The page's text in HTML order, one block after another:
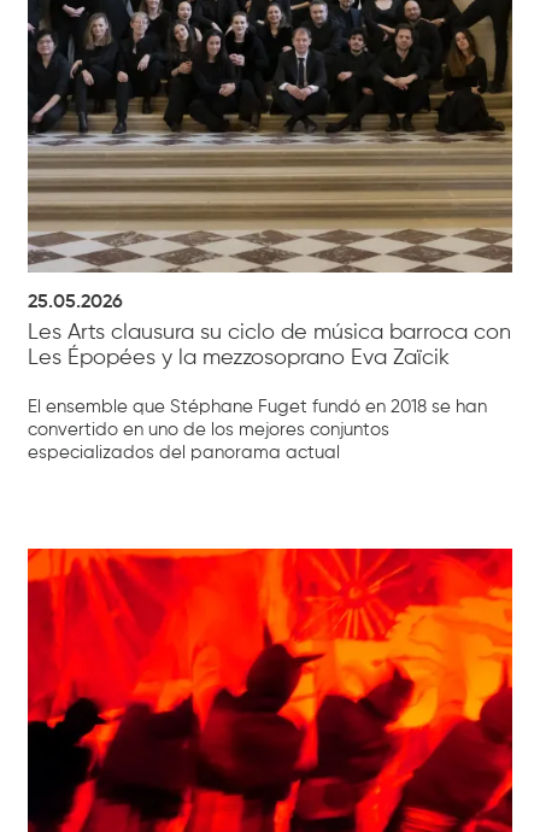
25.05.2026
Les Arts clausura su ciclo de música barroca con
Les Épopées y la mezzosoprano Eva Zaïcik
El ensemble que Stéphane Fuget fundó en 2018 se han
convertido en uno de los mejores conjuntos
especializados del panorama actual